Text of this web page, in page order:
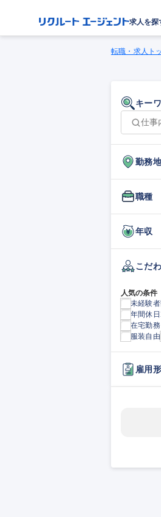
求人を探
転職・求人ト
キー
勤務地
職種
年収
こだ
人気の条件
未経験
年間休
在宅勤
服装自由
雇用